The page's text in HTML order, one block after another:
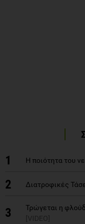
1 Η ποιότητα του
2 Διατροφικές
3
Τρώγεται η
[VIDEO]